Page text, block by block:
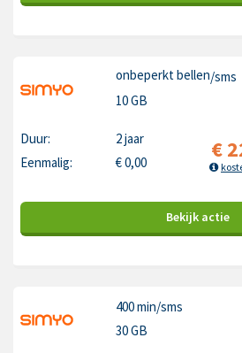
onbeperkt bellen/sms
10 GB
Duur:
2 jaar
Eenmalig:
€0,00 €
Bekijk actie
400 min/sms
30 GB